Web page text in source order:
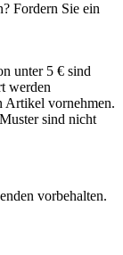
Fordern Sie ein
unter 5 € sind
werden
Artikel vornehmen.
sind nicht
vorbehalten.